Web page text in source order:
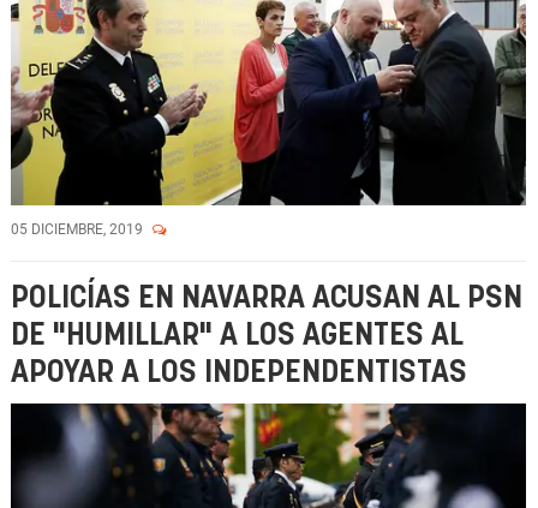
05 DICIEMBRE, 2019
POLICÍAS EN NAVARRA ACUSAN AL PSN
DE "HUMILLAR" A LOS AGENTES AL
APOYAR A LOS INDEPENDENTISTAS